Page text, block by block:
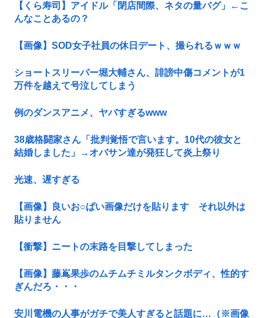
【くら寿司】アイドル「閉店間際、ネタの量バグ」←こ
んなことあるの？
【画像】SOD女子社員の休日デート、撮られるｗｗｗ
ショートスリーパー堀大輔さん、誹謗中傷コメントが1
万件を越えて号泣してしまう
例のダンスアニメ、ヤバすぎるwww
38歳格闘家さん「批判覚悟で言います。10代の彼女と
結婚しました」→オバサン達が発狂して炎上祭り
光速、遅すぎる
【画像】良いお○ぱい画像だけを貼ります それ以外は
貼りません
【衝撃】ニートの末路を目撃してしまった
【画像】藤嶌果歩のムチムチミルタンクボディ、性的す
ぎんだろ・・・
安川電機の人事がガチで美人すぎると話題に…（※画像